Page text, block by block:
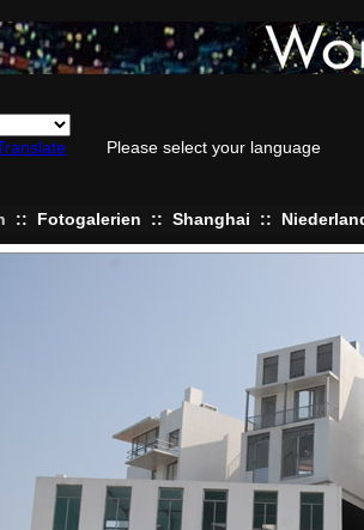
Please select your language
:: Fotogalerien :: Shanghai ::